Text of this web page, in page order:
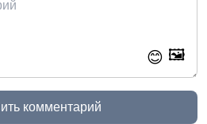
😊 🖼️
комментарий